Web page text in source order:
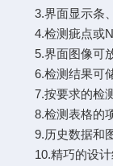
3.界面显示条、
4.检测疵点或
5.界面图像可放
6.检测结果可
7.按要求的检测
8.检测表格的项
9.历史数据和图
10.精巧的设计